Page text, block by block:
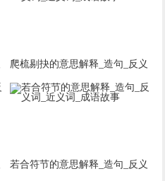
爬梳剔抉的意思解释_造句_反义
词_近义词_成语故事
若合符节的意思解释_造句_反义